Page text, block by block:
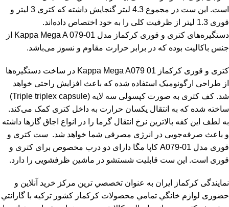
است. این ست در مجموع 4.3 لیتر گنجایش داشته که کتری 3 لیتر و
قوری 1.3 لیتر از ظرفیت کلی را به خود اختصاص داده‌اند.
دستگیره‌های کتری و قوری
کرکماز مدل Kappa Mega A 079-01 از
جنس باکالیت بوده که در برابر حرارت مقاوم و نسوز می‌باشد.
کتری و قوری کرکماز
Kappa Mega A079 01 در ساخت دستگیره‌ها
از طراحی ارگونومیک استفاده شده که باعث افزایش راحتی خواهد
شد. کف کتری به صورت کپسولی سه لایه (Triple triplex capsule)
ساخته شده که به انتقال یکسان حرارت به داخل کتری کمک می‌کند.
به لطف این کفه بالاترین نرخ انتقال گرما را در انواع اجاق‌ گازها داشته
و باعث صرفه‌جویی در انرژی مصرفی شما خواهد شد. ست کتری و
قوری مدل A079-01 کاپا مگا دارای دو درب مخصوص برای کتری و
قوری است. این ست قابلیت شستشو در ماشین ظرفشویی را دارد.
نمایندگی کرکماز ایران به عنوان تخصصي ترين مرکز خريد آنلاين و
حضوری لوازم خانگي تمامي محصولات کرکماز کشور ترکیه با گارانتي